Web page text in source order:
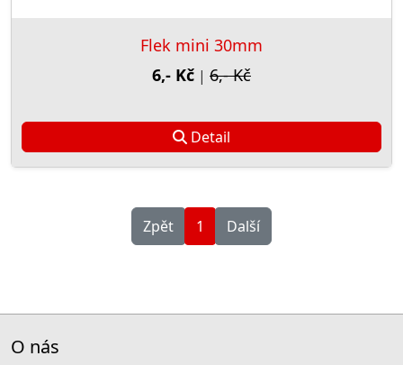
Flek mini 30mm
6,- Kč | 6,- Kč
Detail
Zpět 1 Další
O nás